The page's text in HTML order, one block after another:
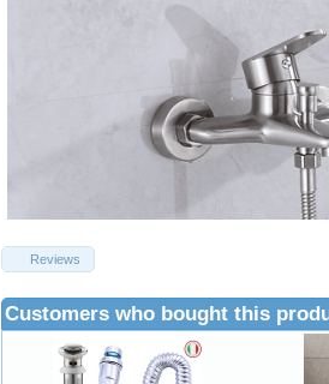
Reviews
Customers who bought this